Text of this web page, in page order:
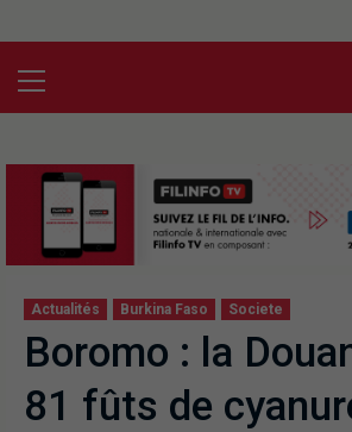
Actualités Burkina Faso Societe
Boromo : la
81 fûts de